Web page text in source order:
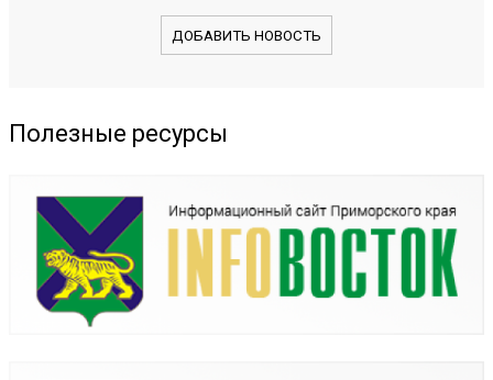
ДОБАВИТЬ НОВОСТЬ
Полезные ресурсы